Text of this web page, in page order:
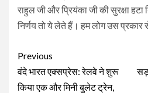
राहुल जी और प्रियंका जी की सुरक्षा हटा
निर्णय तो ये लेते हैं। हम लोग उस प्रकार
Continue
Reading
Previous
वंदे भारत एक्सप्रेस: रेलवे ने शुरू
किया एक और मिनी बुलेट ट्रेन,